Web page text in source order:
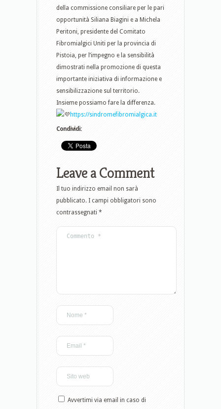
della commissione consiliare per le pari
opportunità Siliana Biagini e a Michela
Peritoni, presidente del Comitato
Fibromialgici Uniti per la provincia di
Pistoia, per l’impegno e la sensibilità
dimostrati nella promozione di questa
importante iniziativa di informazione e
sensibilizzazione sul territorio.
Insieme possiamo fare la differenza.
https://sindromefibromialgica.it
Condividi:
Leave a Comment
Il tuo indirizzo email non sarà
pubblicato. I campi obbligatori sono
contrassegnati *
Avvertimi via email in caso di